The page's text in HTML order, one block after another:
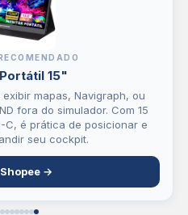
15"
mapas, Navigraph, ou
fora do simulador. Com 15
C, é prática de posicionar e
seu cockpit.
→